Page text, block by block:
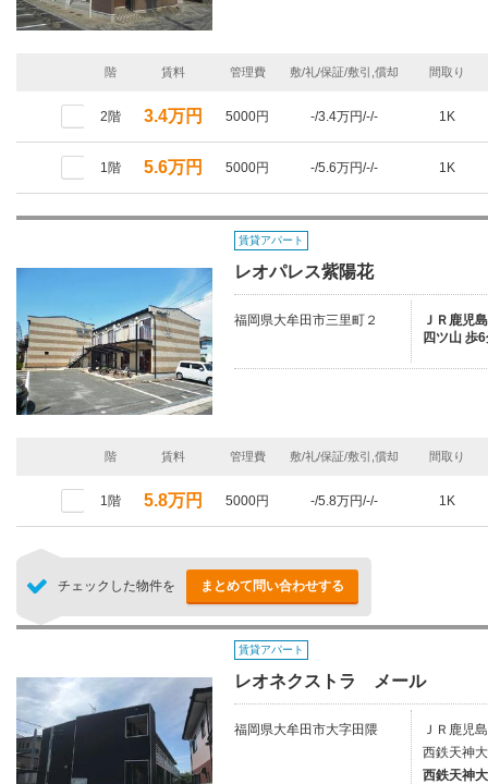
階 賃料 管理費 敷/礼/保証/敷引,償却 間取り
2階 3.4万円 5000円 -/3.4万円/-/- 1K
1階 5.6万円 5000円 -/5.6万円/-/- 1K
賃貸アパート
レオパレス紫陽花
福岡県大牟田市三里町２
ＪＲ鹿児
四ツ山 歩
階 賃料 管理費 敷/礼/保証/敷引,償却 間取り
1階 5.8万円 5000円 -/5.8万円/-/- 1K
チェックした物件を まとめて問い合わせする
賃貸アパート
レオネクストラ メール
福岡県大牟田市大字田隈
ＪＲ鹿児
西鉄天神
西鉄天神